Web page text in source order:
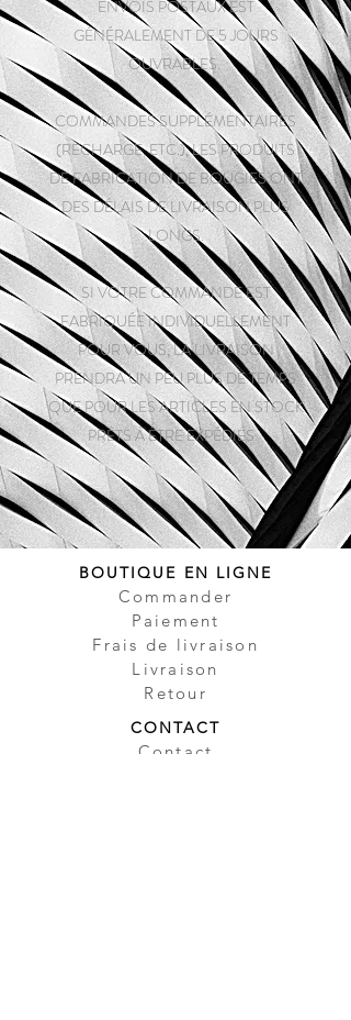
ENVOIS POSTAUX EST
GÉNÉRALEMENT DE 5 JOURS
OUVRABLES.
COMMANDES SUPPLÉMENTAIRES
(RECHARGE, ETC.), LES PRODUITS
DE FABRICATION DE BOUGIES ONT
DES DÉLAIS DE LIVRAISON PLUS
LONGS.
SI VOTRE COMMANDE EST
FABRIQUÉE INDIVIDUELLEMENT
POUR VOUS, LA LIVRAISON
PRENDRA UN PEU PLUS DE TEMPS
QUE POUR LES ARTICLES EN STOCK
PRÊTS À ÊTRE EXPÉDIÉS.
BOUTIQUE EN LIGNE
Commander
Paiement
Frais de livraison
Livraison
Retour
CONTACT
Contact